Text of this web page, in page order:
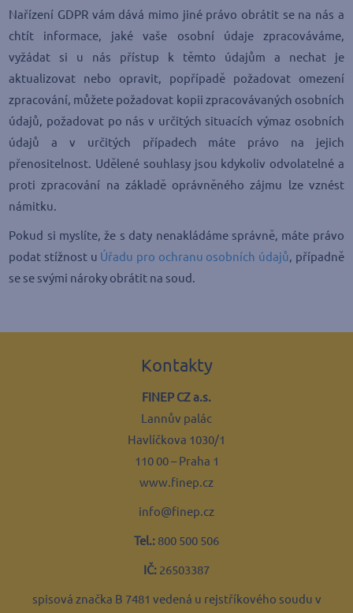
Nařízení GDPR vám dává mimo jiné právo obrátit se na nás a
chtít informace, jaké vaše osobní údaje zpracováváme,
vyžádat si u nás přístup k těmto údajům a nechat je
aktualizovat nebo opravit, popřípadě požadovat omezení
zpracování, můžete požadovat kopii zpracovávaných osobních
údajů, požadovat po nás v určitých situacích výmaz osobních
údajů a v určitých případech máte právo na jejich
přenositelnost. Udělené souhlasy jsou kdykoliv odvolatelné a
proti zpracování na základě oprávněného zájmu lze vznést
námitku.
Pokud si myslíte, že s daty nenakládáme správně, máte právo
podat stížnost u Úřadu pro ochranu osobních údajů, případně
se se svými nároky obrátit na soud.
Kontakty
FINEP CZ a.s.
Lannův palác
Havlíčkova 1030/1
110 00 – Praha 1
www.finep.cz
info@finep.cz
Tel.: 800 500 506
IČ: 26503387
spisová značka B 7481 vedená u rejstříkového soudu v